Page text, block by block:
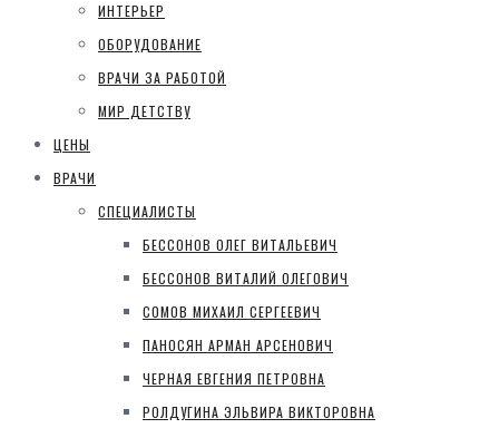
ИНТЕРЬЕР
ОБОРУДОВАНИЕ
ВРАЧИ ЗА РАБОТОЙ
МИР ДЕТСТВУ
ЦЕНЫ
ВРАЧИ
СПЕЦИАЛИСТЫ
БЕССОНОВ ОЛЕГ ВИТАЛЬЕВИЧ
БЕССОНОВ ВИТАЛИЙ ОЛЕГОВИЧ
СОМОВ МИХАИЛ СЕРГЕЕВИЧ
ПАНОСЯН АРМАН АРСЕНОВИЧ
ЧЕРНАЯ ЕВГЕНИЯ ПЕТРОВНА
РОЛДУГИНА ЭЛЬВИРА ВИКТОРОВНА